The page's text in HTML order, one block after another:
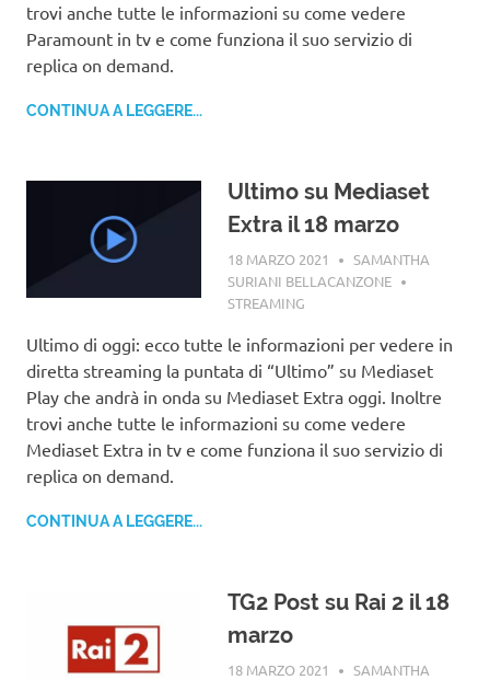
trovi anche tutte le informazioni su come vedere
Paramount in tv e come funziona il suo servizio di
replica on demand.
CONTINUA A LEGGERE...
Ultimo su Mediaset
Extra il 18 marzo
18 MARZO 2021
SAMANTHA
SURIANI BELLACANZONE
STREAMING
Ultimo di oggi: ecco tutte le informazioni per vedere in
diretta streaming la puntata di “Ultimo” su Mediaset
Play che andrà in onda su Mediaset Extra oggi. Inoltre
trovi anche tutte le informazioni su come vedere
Mediaset Extra in tv e come funziona il suo servizio di
replica on demand.
CONTINUA A LEGGERE...
TG2 Post su Rai 2 il 18
marzo
18 MARZO 2021
SAMANTHA